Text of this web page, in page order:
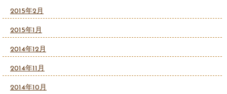
2015年2月
2015年1月
2014年12月
2014年11月
2014年10月